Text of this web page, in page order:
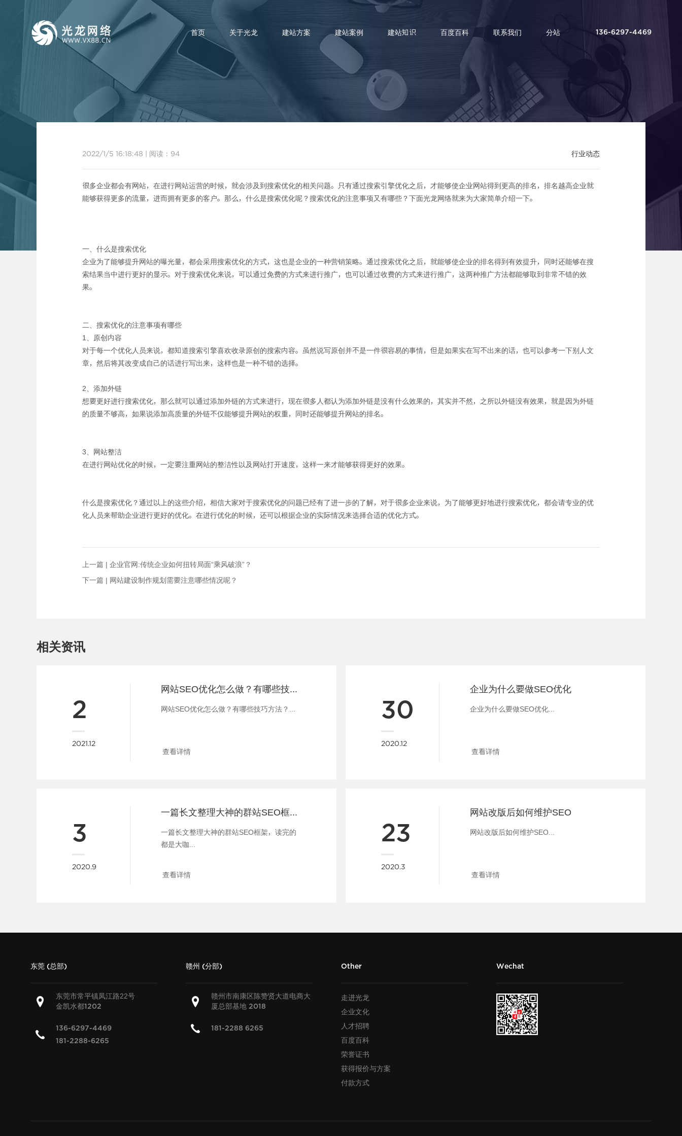
首页 关于光龙 建站方案 建站案例 建站知识 百度百科 联系我们 分站 136-6297-4469
行业动态
2022/1/5 16:18:48 阅读： 94
很多企业都会有网站，在进行网站运营的时候，就会涉及到搜索优化的相关问题。只有通过搜索引擎优化之后，才能够使企业网站得到更高的排名，排名越高企业就
能够获得更多的流量，进而拥有更多的客户。那么，什么是搜索优化呢？搜索优化的注意事项又有哪些？下面光龙网络就来为大家简单介绍一下。
一、什么是搜索优化
企业为了能够提升网站的曝光量，都会采用搜索优化的方式，这也是企业的一种营销策略。通过搜索优化之后，就能够使企业的排名得到有效提升，同时还能够在搜
索结果当中进行更好的显示。对于搜索优化来说，可以通过免费的方式来进行推广，也可以通过收费的方式来进行推广，这两种推广方法都能够取到非常不错的效
果。
二、搜索优化的注意事项有哪些
1、原创内容
对于每一个优化人员来说，都知道搜索引擎喜欢收录原创的搜索内容。虽然说写原创并不是一件很容易的事情，但是如果实在写不出来的话，也可以参考一下别人文
章，然后将其改变成自己的话进行写出来，这样也是一种不错的选择。
2、添加外链
想要更好进行搜索优化，那么就可以通过添加外链的方式来进行，现在很多人都认为添加外链是没有什么效果的，其实并不然，之所以外链没有效果，就是因为外链
的质量不够高，如果说添加高质量的外链不仅能够提升网站的权重，同时还能够提升网站的排名。
3、网站整洁
在进行网站优化的时候，一定要注重网站的整洁性以及网站打开速度，这样一来才能够获得更好的效果。
什么是搜索优化？通过以上的这些介绍，相信大家对于搜索优化的问题已经有了进一步的了解，对于很多企业来说，为了能够更好地进行搜索优化，都会请专业的优
化人员来帮助企业进行更好的优化。在进行优化的时候，还可以根据企业的实际情况来选择合适的优化方式。
上一篇 | 企业官网:传统企业如何扭转局面“乘风破浪”？
下一篇 | 网站建设制作规划需要注意哪些情况呢？
相关资讯
2
2021.12
网站SEO优化怎么做？有哪些技巧方法？...
查看详情
30
2020.12
企业为什么要做SEO优化
企业为什么要做SEO优化...
查看详情
3
2020.9
一篇长文整理大神的群站SEO框架，读完的
都是大咖...
查看详情
23
2020.3
网站改版后如何维护SEO
网站改版后如何维护SEO...
查看详情
东莞 (总部)
东莞市常平镇凤江路22号
金凯水都1202
136-6297-4469
181-2288-6265
赣州 (分部)
赣州市南康区陈赞贤大道电商大
厦总部基地 2018
181-2288 6265
Other
走进光龙
企业文化
人才招聘
百度百科
荣誉证书
获得报价与方案
付款方式
Wechat